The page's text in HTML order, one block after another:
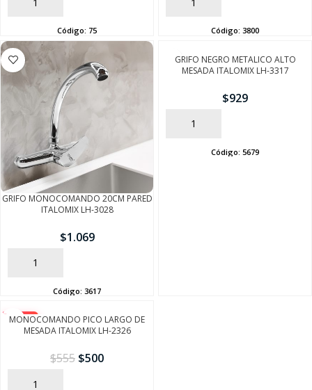
AÑADIR
Código: 75
AÑADIR
Código: 3800
GRIFO MONOCOMANDO 20CM PARED
ITALOMIX LH-3028
$1.069
AÑADIR
Código: 3617
GRIFO NEGRO METALICO ALTO
MESADA ITALOMIX LH-3317
$929
AÑADIR
Código: 5679
-10%
MONOCOMANDO PICO LARGO DE
MESADA ITALOMIX LH-2326
$555 $500
AÑADIR